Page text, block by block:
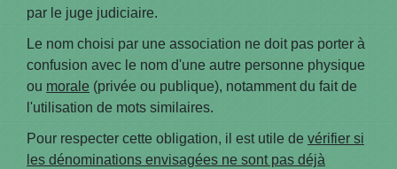
par le juge judiciaire.
Le nom choisi par une association ne doit pas porter à
confusion avec le nom d'une autre personne physique
ou morale (privée ou publique), notamment du fait de
l'utilisation de mots similaires.
Pour respecter cette obligation, il est utile de vérifier si
les dénominations envisagées ne sont pas déjà